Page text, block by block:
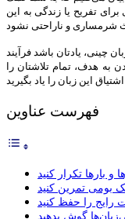
تفریح یا زندگی به این
چینی، یادتان باشد فرآیند
به هدف، تمام تلاشتان را
فهرست عناوین
و بارها تکرار کنید
بومی تمرین کنید
رایج را حفظ کنید
گوش بدهید